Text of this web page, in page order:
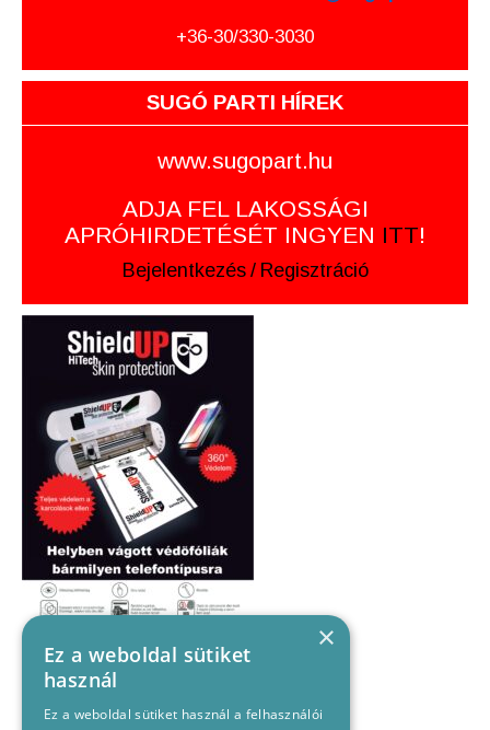
+36-30/330-3030
SUGÓ PARTI HÍREK
www.sugopart.hu
ADJA FEL LAKOSSÁGI
APRÓHIRDETÉSÉT INGYEN ITT!
Bejelentkezés / Regisztráció
×
Ez a weboldal sütiket
használ
Ez a weboldal sütiket használ a felhasználói